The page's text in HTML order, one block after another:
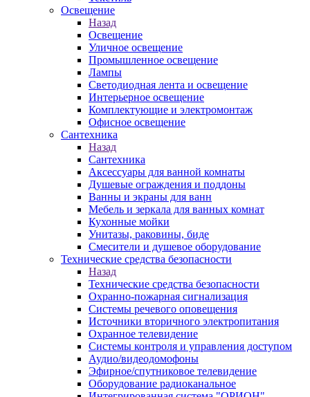
Освещение
Назад
Освещение
Уличное освещение
Промышленное освещение
Лампы
Светодиодная лента и освещение
Интерьерное освещение
Комплектующие и электромонтаж
Офисное освещение
Сантехника
Назад
Сантехника
Аксессуары для ванной комнаты
Душевые ограждения и поддоны
Ванны и экраны для ванн
Мебель и зеркала для ванных комнат
Кухонные мойки
Унитазы, раковины, биде
Смесители и душевое оборудование
Технические средства безопасности
Назад
Технические средства безопасности
Охранно-пожарная сигнализация
Системы речевого оповещения
Источники вторичного электропитания
Охранное телевидение
Системы контроля и управления доступом
Аудио/видеодомофоны
Эфирное/спутниковое телевидение
Оборудование радиоканальное